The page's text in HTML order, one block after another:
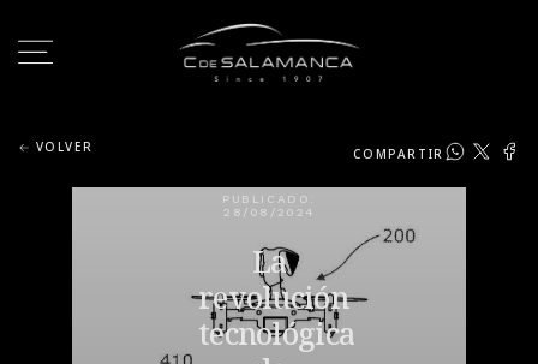
VOLVER COMPARTIR
PUBLICADO:
28/08/2024
La
revolución
tecnológica